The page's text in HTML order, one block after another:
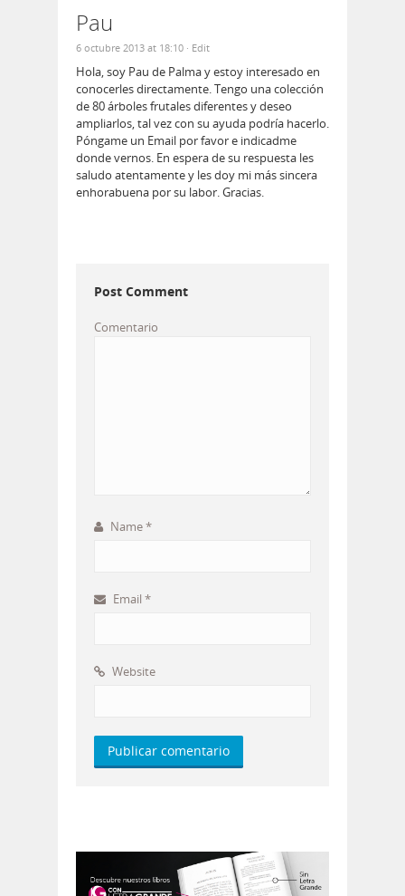
Pau
6 octubre 2013 at 18:10 · Edit
Hola, soy Pau de Palma y estoy interesado en
conocerles directamente. Tengo una colección
de 80 árboles frutales diferentes y deseo
ampliarlos, tal vez con su ayuda podría hacerlo.
Póngame un Email por favor e indicadme
donde vernos. En espera de su respuesta les
saludo atentamente y les doy mi más sincera
enhorabuena por su labor. Gracias.
Post Comment
Comentario
Name*
Email *
Website